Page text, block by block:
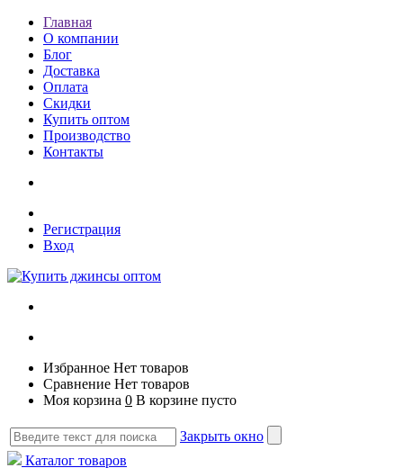
Главная
О компании
Блог
Доставка
Оплата
Скидки
Купить оптом
Производство
Контакты
Регистрация
Вход
Избранное Нет товаров
Сравнение Нет товаров
Моя корзина 0 В корзине пусто
Закрыть окно
Каталог товаров